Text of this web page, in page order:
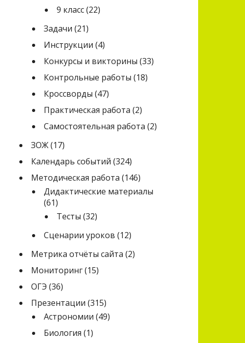
9 класс(22)
Задачи (21)
Инструкции (4)
Конкурсы и викторины (33)
Контрольные работы (18)
Кроссворды (47)
Практическая работа (2)
Самостоятельная работа (2)
ЗОЖ(17)
Календарь событий (324)
Методическая работа (146)
Дидактические материалы
(61)
Тесты (32)
Сценарии уроков (12)
Метрика отчёты сайта (2)
Мониторинг(15)
ОГЭ (36)
Презентации (315)
Астрономии (49)
Биология (1)